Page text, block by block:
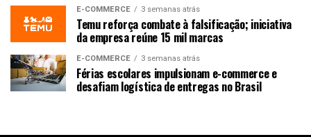
E-COMMERCE 3 semanas atrás
Temu reforça combate à falsificação; iniciativa
da empresa reúne 15 mil marcas
E-COMMERCE 3 semanas atrás
Férias escolares impulsionam e-commerce e
desafiam logística de entregas no Brasil